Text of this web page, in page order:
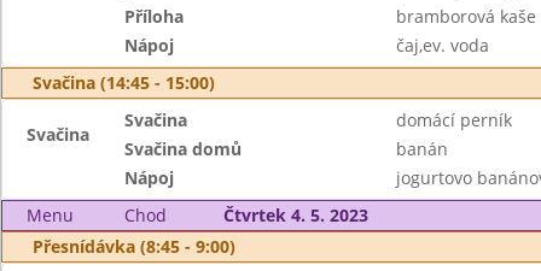
Příloha
bramborová kaše
Nápoj
čaj,ev. voda
Svačina (14:45 - 15:00)
Svačina
Svačina
domácí perník
Svačina domů
banán
Nápoj
jogurtovo
Menu
Chod
Čtvrtek 4. 5. 2023
Přesnídávka (8:45 - 9:00)